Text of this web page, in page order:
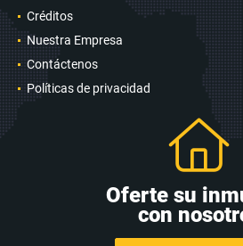
Créditos
Nuestra Empresa
Contáctenos
Políticas de privacidad
Oferte su
con